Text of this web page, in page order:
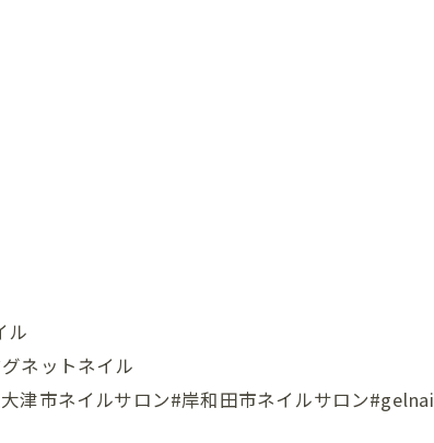
ル
ネットネイル
津市ネイルサロン#岸和田市ネイルサロン